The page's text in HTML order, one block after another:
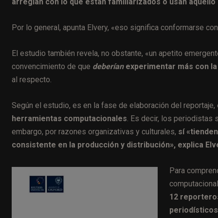
Por lo general, apunta Elvery, «eso significa conformarse
El estudio también revela, no obstante, «un apetito
convencimiento de que deberían experimentar más con
al respecto.
Según el estudio, es en la fase de elaboración del
herramientas computacionales. Es decir, los periodistas
embargo, por razones organizativas y culturales, sí
consistente en la producción y distribución», explica
Para
12